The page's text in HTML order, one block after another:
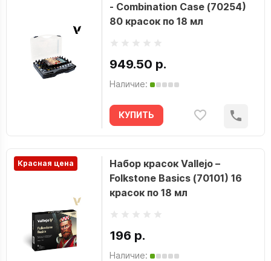
- Combination Case (70254)
80 красок по 18 мл
949.50 р.
Наличие:
КУПИТЬ
Красная цена
Набор красок Vallejo –
Folkstone Basics (70101) 16
красок по 18 мл
196 р.
Наличие: